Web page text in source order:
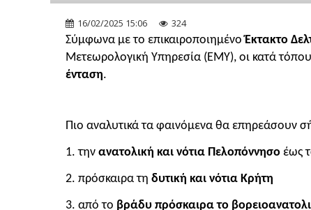
16/02/2025 15:06 324
Σύμφωνα με το επικαιροποιημένοΈκτακτο
Μετεωρολογική Υπηρεσία (ΕΜΥ), οι κατά
ένταση.
Πιο αναλυτικά τα φαινόμενα θα επηρεάσουν
1. την ανατολική και νότια Πελοπόννησο έως
2. πρόσκαιρα τη δυτική και νότια Κρήτη
3. από το βράδυ πρόσκαιρα το